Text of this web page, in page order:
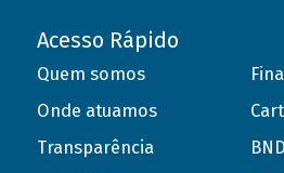
Acesso Rápido
Quem somos
Onde atuamos
Transparência